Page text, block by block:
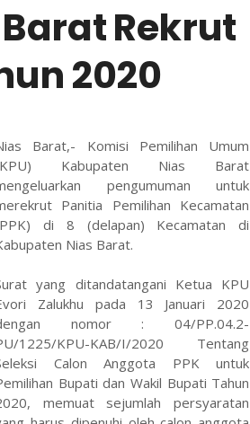
Rekrut
2020
Barat,- Komisi Pemilihan Umum
Kabupaten Nias Barat
pengumuman untuk
Panitia Pemilihan Kecamatan
di 8 (delapan) Kecamatan di
Nias Barat.
yang ditandatangani Ketua KPU
Zalukhu pada 13 Januari 2020
nomor : 04/PP.04.2-
1225/KPU-KAB/I/2020 Tentang
Calon Anggota PPK untuk
Bupati dan Wakil Bupati Tahun
memuat sejumlah persyaratan